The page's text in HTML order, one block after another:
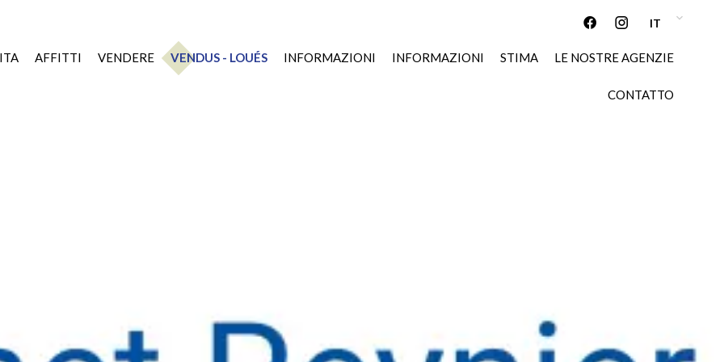
IT
AFFITTI VENDERE VENDUS - LOUÉS INFORMAZIONI INFORMAZIONI STIMA LE NOSTRE AGENZIE
CONTATTO